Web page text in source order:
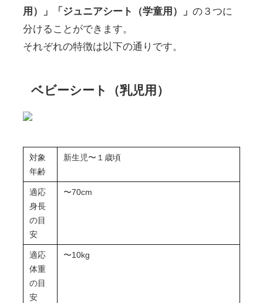
用）」「ジュニアシート（学童用）」 の３つに
分けることができます。
それぞれの特徴は以下の通りです。
ベビーシート（乳児用）
対象
年齢
新生児〜１歳頃
適応
身長
の目
安
〜70cm
適応
体重
の目
安
〜10kg